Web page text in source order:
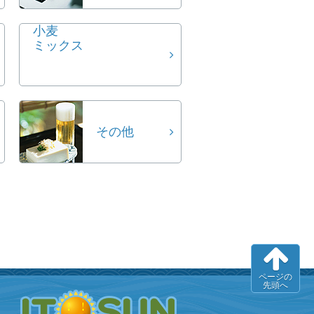
小麦
ミックス
その他
ページの
先頭へ